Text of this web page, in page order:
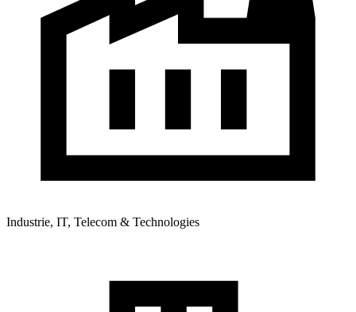
Industrie, IT, Telecom & Technologies